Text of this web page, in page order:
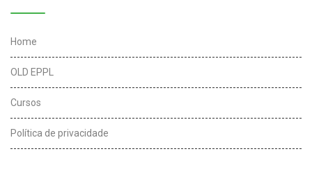
Home
OLD EPPL
Cursos
Política de privacidade